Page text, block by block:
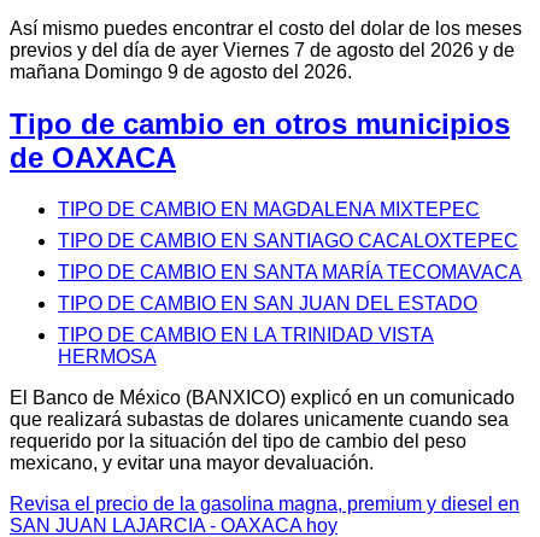
Así mismo puedes encontrar el costo del dolar de los meses
previos y del día de ayer Viernes 7 de agosto del 2026 y de
mañana Domingo 9 de agosto del 2026.
Tipo de cambio en otros municipios
de OAXACA
TIPO DE CAMBIO EN MAGDALENA MIXTEPEC
TIPO DE CAMBIO EN SANTIAGO CACALOXTEPEC
TIPO DE CAMBIO EN SANTA MARÍA TECOMAVACA
TIPO DE CAMBIO EN SAN JUAN DEL ESTADO
TIPO DE CAMBIO EN LA TRINIDAD VISTA
HERMOSA
El Banco de México (BANXICO) explicó en un comunicado
que realizará subastas de dolares unicamente cuando sea
requerido por la situación del tipo de cambio del peso
mexicano, y evitar una mayor devaluación.
Revisa el precio de la gasolina magna, premium y diesel en
SAN JUAN LAJARCIA - OAXACA hoy